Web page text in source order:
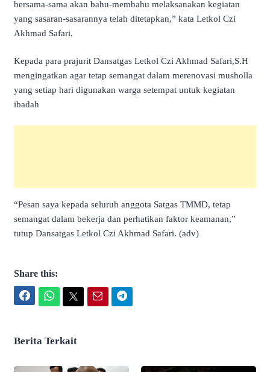
bersama-sama akan bahu-membahu melaksanakan kegiatan
yang sasaran-sasarannya telah ditetapkan,” kata Letkol Czi
Akhmad Safari.
Kepada para prajurit Dansatgas Letkol Czi Akhmad Safari,S.H
mengingatkan agar tetap semangat dalam merenovasi musholla
yang setiap hari digunakan warga setempat untuk kegiatan
ibadah
“Pesan saya kepada seluruh anggota Satgas TMMD, tetap
semangat dalam bekerja dan perhatikan faktor keamanan,”
tutup Dansatgas Letkol Czi Akhmad Safari. (adv)
Share this:
Berita Terkait